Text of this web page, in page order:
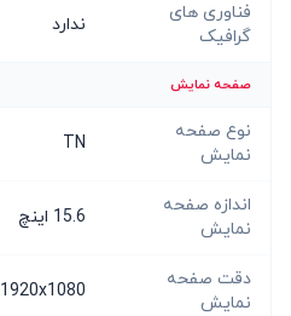
فناوری های
گرافیک
ندارد
صفحه نمایش
نوع صفحه
نمایش
TN
اندازه صفحه
نمایش
15.6 اینچ
دقت صفحه
نمایش
1920x1080